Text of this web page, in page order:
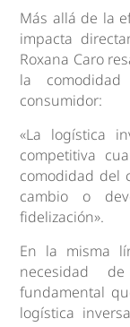
Más allá de la
impacta
Roxana Caro
la
consumidor:
«La logística
competitiva
comodidad del
cambio o
fidelización».
En la misma
necesidad
fundamental
logística